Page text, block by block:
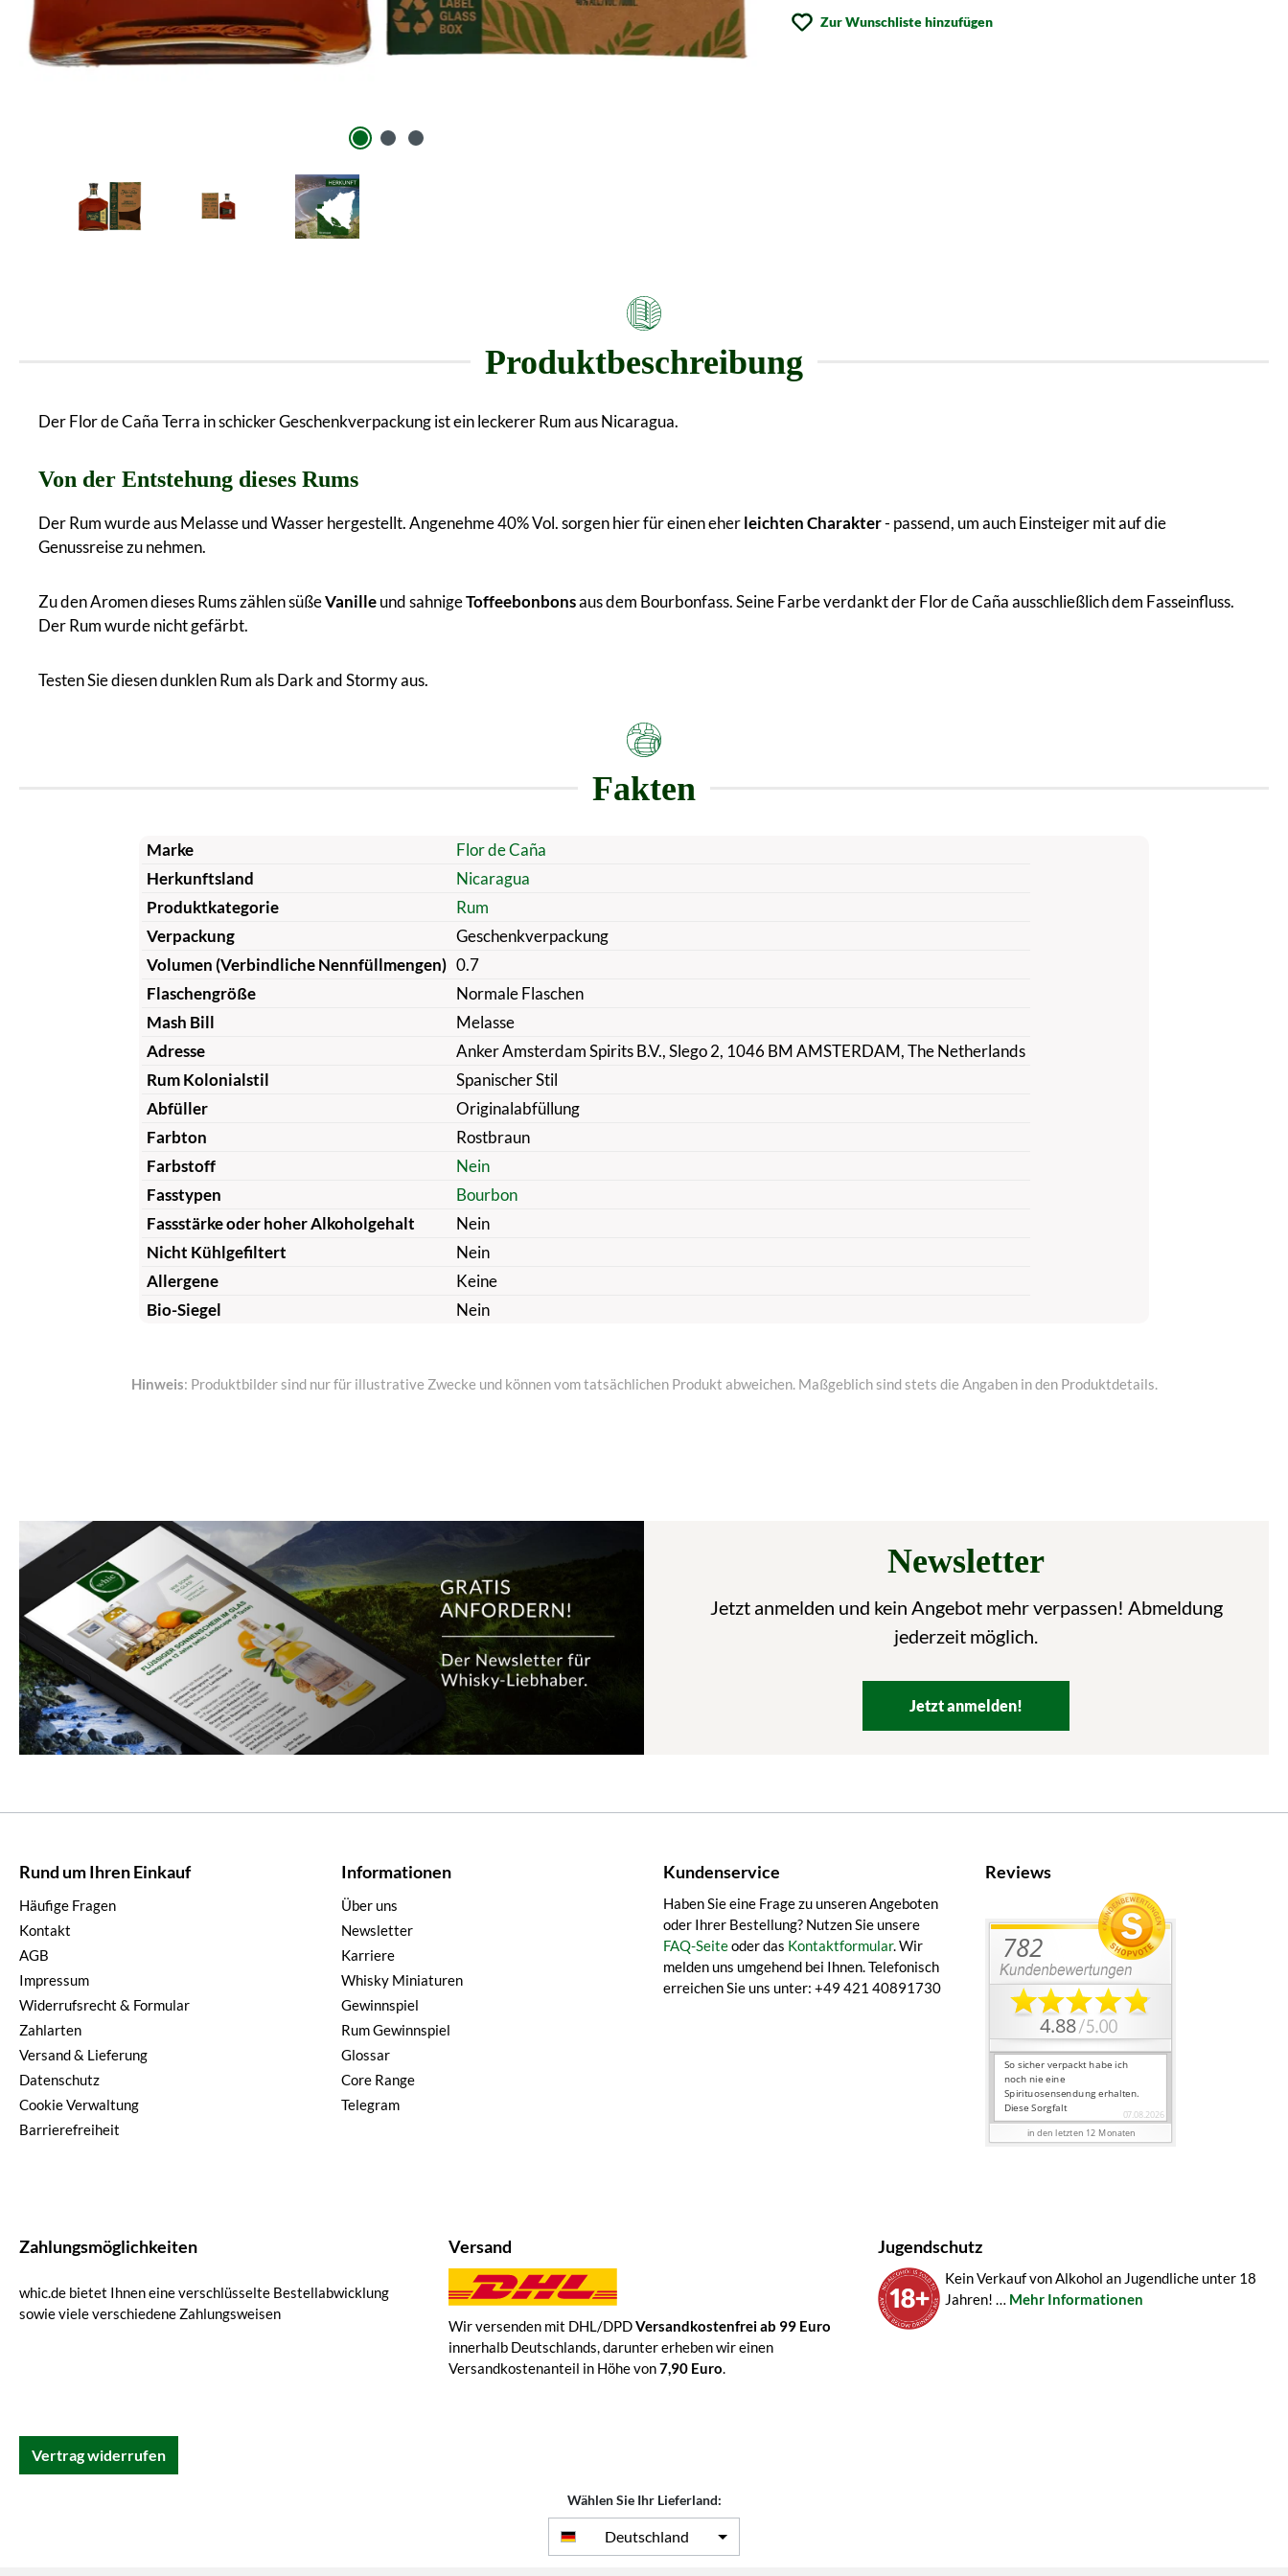
Zur Wunschliste hinzufügen
Produktbeschreibung
Der Flor de Caña Terra in schicker Geschenkverpackung ist ein leckerer Rum aus Nicaragua.
Von der Entstehung dieses Rums
Der Rum wurde aus Melasse und Wasser hergestellt. Angenehme 40% Vol. sorgen hier für einen eherleichten Charakter- passend, um auch Einsteiger mit auf die
Genussreise zu nehmen.
Zu den Aromen dieses Rums zählen süßeVanilleund sahnigeToffeebonbonsaus dem Bourbonfass. Seine Farbe verdankt der Flor de Caña ausschließlich dem Fasseinfluss.
Der Rum wurde nicht gefärbt.
Testen Sie diesen dunklen Rum als Dark and Stormy aus.
Fakten
Marke
Flor de Caña
Herkunftsland
Nicaragua
Produktkategorie
Rum
Verpackung
Geschenkverpackung
Volumen (Verbindliche Nennfüllmengen) 0.7
Flaschengröße
Normale Flaschen
Mash Bill
Melasse
Adresse
Anker Amsterdam Spirits B.V., Slego 2, 1046 BM AMSTERDAM, The Netherlands
Rum Kolonialstil
Spanischer Stil
Abfüller
Originalabfüllung
Farbton
Rostbraun
Farbstoff
Nein
Fasstypen
Bourbon
Fassstärke oder hoher Alkoholgehalt
Nein
Nicht Kühlgefiltert
Nein
Allergene
Keine
Bio-Siegel
Nein
Hinweis: Produktbilder sind nur für illustrative Zwecke und können vom tatsächlichen Produkt abweichen. Maßgeblich sind stets die Angaben in den Produktdetails.
Newsletter
Jetzt anmelden und kein Angebot mehr verpassen! Abmeldung
jederzeit möglich.
Jetzt anmelden!
Rund um Ihren Einkauf
Häufige Fragen
Kontakt
AGB
Impressum
Widerrufsrecht & Formular
Zahlarten
Versand & Lieferung
Datenschutz
Cookie Verwaltung
Barrierefreiheit
Informationen
Über uns
Newsletter
Karriere
Whisky Miniaturen
Gewinnspiel
Rum Gewinnspiel
Glossar
Core Range
Telegram
Kundenservice
Haben Sie eine Frage zu unseren Angeboten
oder Ihrer Bestellung? Nutzen Sie unsere
FAQ-Seiteoder das Kontaktformular. Wir
melden uns umgehend bei Ihnen. Telefonisch
erreichen Sie uns unter: +49 421 40891730
Reviews
Zahlungsmöglichkeiten
whic.de bietet Ihnen eine verschlüsselte Bestellabwicklung
sowie viele verschiedene Zahlungsweisen
Versand
Wir versenden mit DHL/DPDVersandkostenfrei ab 99 Euro
innerhalb Deutschlands, darunter erheben wir einen
Versandkostenanteil in Höhe von7,90 Euro.
Jugendschutz
Kein Verkauf von Alkohol an Jugendliche unter 18
Jahren! … Mehr Informationen
Vertrag widerrufen
Wählen Sie Ihr Lieferland:
Deutschland